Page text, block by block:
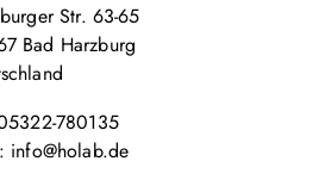
Str. 63-65
Bad Harzburg
780135
info@holab.de